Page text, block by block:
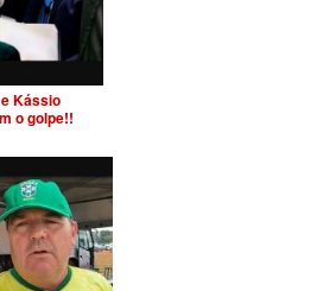
Kássio
o golpe!!